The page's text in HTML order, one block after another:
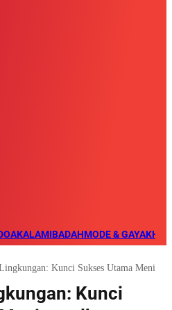
KALAMIBADAHMODE & GAYA
Kunci Sukses Utama
Kunci